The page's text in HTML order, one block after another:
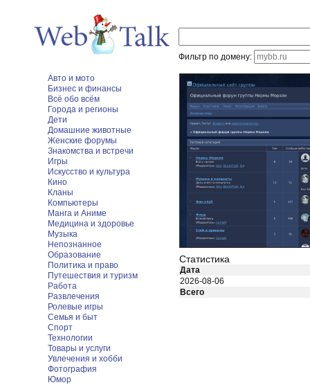
Фильтр по домену:
Авто и мото
Бизнес и финансы
Всё обо всём
Города и регионы
Дети
Домашние животные
Женские форумы
Знакомства и встречи
Игры
Искусство и культура
Кино
Кланы
Компьютеры
Манга и Аниме
Медицина и здоровье
Музыка
Непознанное
Образование
Политика и право
Путешествия и туризм
Работа
Развлечения
Ролевые игры
Семья и быт
Спорт
Технологии
Товары и услуги
Увлечения и хобби
Фотография
Юмор
Статистика
Дата
2026-08-06
Всего